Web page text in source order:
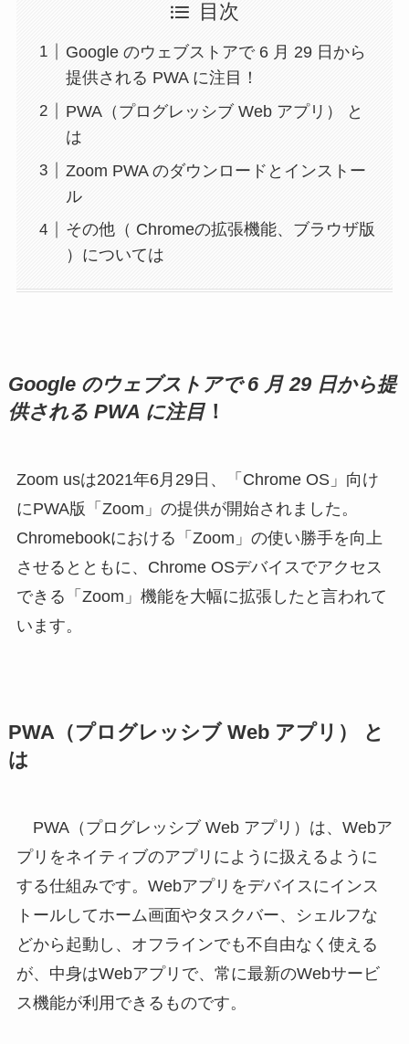
目次
Google のウェブストアで 6 月 29 日から
提供される PWA に注目！
PWA（プログレッシブ Web アプリ） と
は
Zoom PWA のダウンロードとインストー
ル
その他（ Chromeの拡張機能、ブラウザ版
）については
Google のウェブストアで 6 月 29 日から提
供される PWA に注目！
Zoom usは2021年6月29日、「Chrome OS」向け
にPWA版「Zoom」の提供が開始されました。
Chromebookにおける「Zoom」の使い勝手を向上
させるとともに、Chrome OSデバイスでアクセス
できる「Zoom」機能を大幅に拡張したと言われて
います。
PWA（プログレッシブ Web アプリ） と
は
PWA（プログレッシブ Web アプリ）は、Webア
プリをネイティブのアプリにように扱えるように
する仕組みです。Webアプリをデバイスにインス
トールしてホーム画面やタスクバー、シェルフな
どから起動し、オフラインでも不自由なく使える
が、中身はWebアプリで、常に最新のWebサービ
ス機能が利用できるものです。